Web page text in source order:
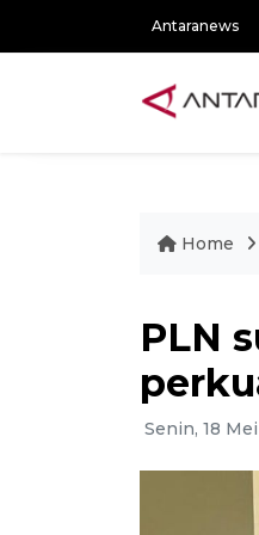
Antaranews
Home
PLN
Senin, 18